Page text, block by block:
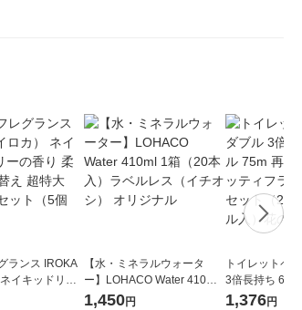
ランス IROKA
ネイキッドリリ
剤 詰め替え 超
【水・ミネラルウォータ
ー】LOHACO Water 410ml
1箱（20本入）ラベルレス
1,450円
トイレットペ
3倍長持ち 6ロール
紙配合 スコッ
1,376円